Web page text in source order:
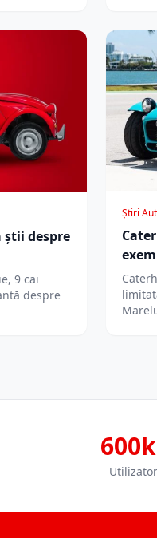
știi despre
9 cai
despre
Știri